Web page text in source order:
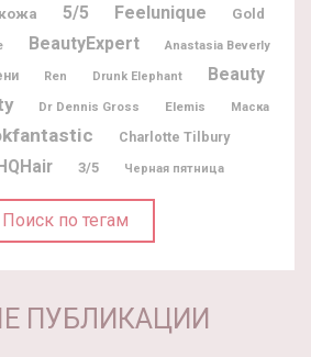
5/5 Feelunique
Gold
BeautyExpert Anastasia Beverly
Ren Drunk Elephant
Beauty
Dr Dennis Gross Elemis Маска
Charlotte Tilbury
HQHair 3/5 Черная пятница
Поиск по тегам
ПУБЛИКАЦИИ